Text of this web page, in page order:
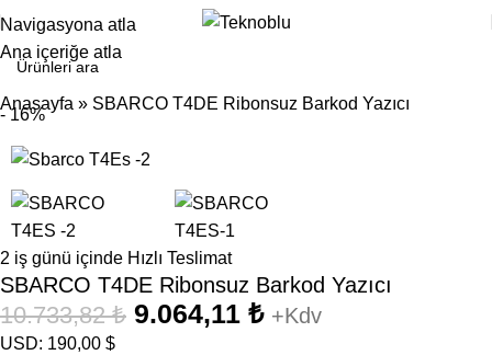
Navigasyona atla
Ana içeriğe atla
Anasayfa » SBARCO T4DE Ribonsuz Barkod Yazıcı
- 16%
2 iş günü içinde Hızlı Teslimat
SBARCO T4DE Ribonsuz Barkod Yazıcı
10.733,82₺ 9.064,11 ₺ +Kdv
USD: 190,00 $